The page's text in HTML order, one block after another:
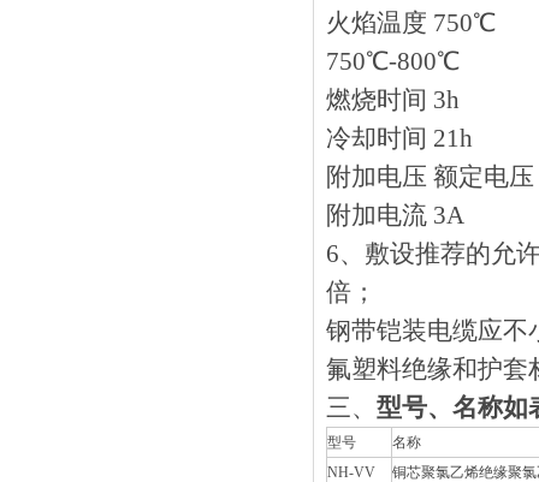
火焰温度
750℃-800℃
燃烧时间
冷却时间
附加电压
附加
6、敷设推荐的
倍；
钢带铠装电缆应不
氟塑料绝缘和护套材
三、 型号、名称如
型号
名称
NH-VV
铜芯聚氯乙烯绝缘聚